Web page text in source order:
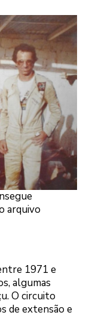
arquivo
1971 e
algumas
O circuito
de extensão e